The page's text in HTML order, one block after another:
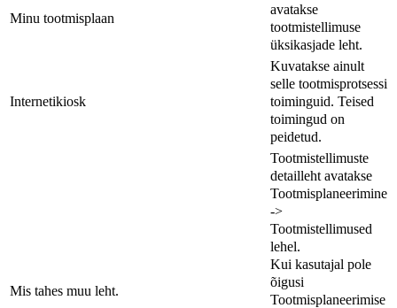
Minu tootmisplaan
avatakse
tootmistellimuse
üksikasjade leht.
Internetikiosk
Kuvatakse ainult
selle tootmisprotsessi
toiminguid. Teised
toimingud on
peidetud.
Mis tahes muu leht.
Tootmistellimuste
detailleht avatakse
Tootmisplaneerimine
->
Tootmistellimused
lehel.
Kui kasutajal pole
õigusi
Tootmisplaneerimise